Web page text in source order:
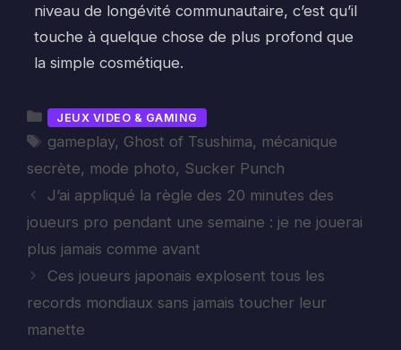
niveau de longévité communautaire, c’est qu’il
touche à quelque chose de plus profond que
la simple cosmétique.
Catégories
JEUX VIDEO & GAMING
Étiquettes
gameplay, Ghost of Tsushima, mécanique
secrète, mode photo, Sucker Punch
J’ai appliqué la règle des 20 minutes des
joueurs pro pendant une semaine : je ne jouerai
plus jamais comme avant
Ces joueurs japonais explosent tous les
records mondiaux sans jamais toucher leur
manette